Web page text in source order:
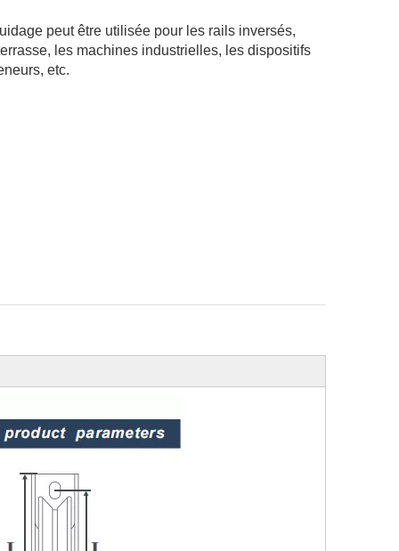
peut être utilisée pour les rails inversés,
les machines industrielles, les dispositifs
etc.